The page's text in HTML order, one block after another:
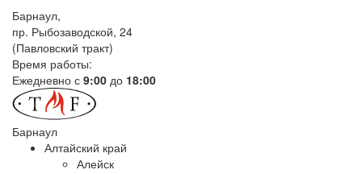
Барнаул,
пр. Рыбозаводской, 24
(Павловский тракт)
Время работы:
Ежедневно с 9:00 до 18:00
Барнаул
Алтайский край
Алейск